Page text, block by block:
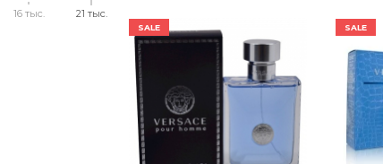
16 тыс. 21 тыс.
SALE SALE